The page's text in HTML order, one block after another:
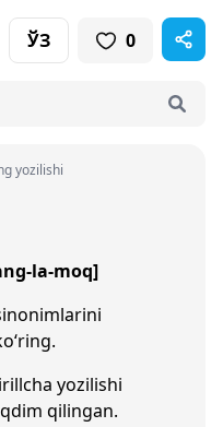
ЎЗ 0
yozilishi
la-moq]
yozilishi
qilingan.